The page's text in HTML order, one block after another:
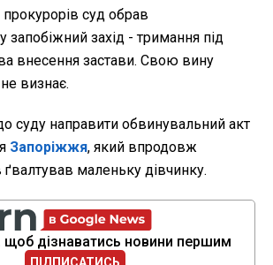
суд обрав
захід - тримання під
внесення застави. Свою вину
визнає.
суду направити обвинувальний акт
Запоріжжя, який впродовж
ґвалтував маленьку дівчинку.
щоб дізнаватись новини першим
ПІДПИСАТИСЬ